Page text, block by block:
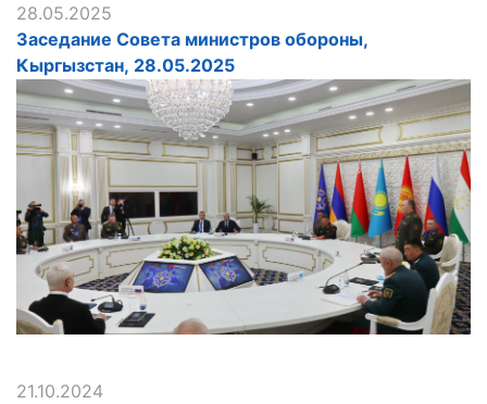
28.05.2025
Заседание Совета министров обороны,
Кыргызстан, 28.05.2025
21.10.2024